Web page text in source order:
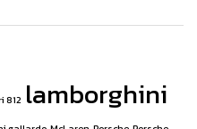
812 lamborghini